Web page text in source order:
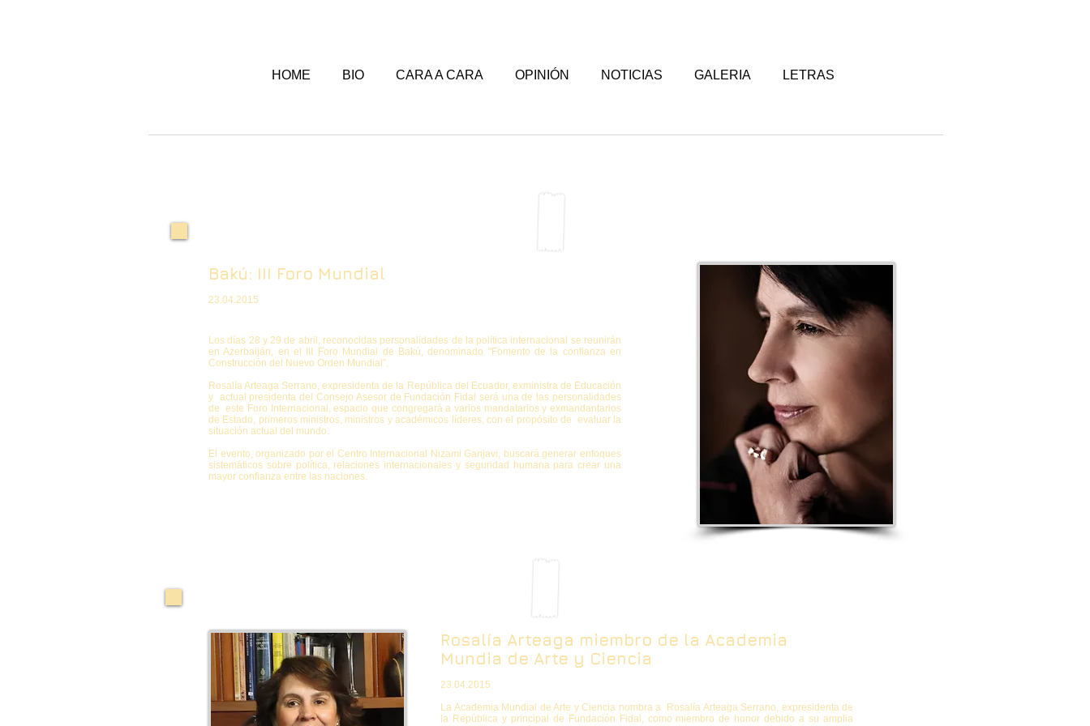
HOME BIO CARA A CARA OPINIÓN NOTICIAS GALERIA LETRAS
Los días 28 y 29 de abril, reconocidas personalidades de la política internacional se reunirán
en Azerbaiján, en el III Foro Mundial de Bakú, denominado "Fomento de la confianza en
Construcción del Nuevo Orden Mundial”.
Rosalía Arteaga Serrano, expresidenta de la República del Ecuador, exministra de Educación
y actual presidenta del Consejo Asesor de Fundación Fidal será una de las personalidades
de este Foro Internacional, espacio que congregará a varios mandatarios y exmandantarios
de Estado, primeros ministros, ministros y académicos líderes, con el propósito de evaluar la
situación actual del mundo.
El evento, organizado por el Centro Internacional Nizami Ganjavi, buscará generar enfoques
sistemáticos sobre política, relaciones internacionales y seguridad humana para crear una
mayor confianza entre las naciones.
Bakú: III Foro Mundial
23.04.2015
Rosalía Arteaga miembro de la Academia
Mundia de Arte y Ciencia
23.04.2015
La Academia Mundial de Arte y Ciencia nombra a Rosalía Arteaga Serrano, expresidenta de
la República y principal de Fundación Fidal, como miembro de honor debido a su amplia